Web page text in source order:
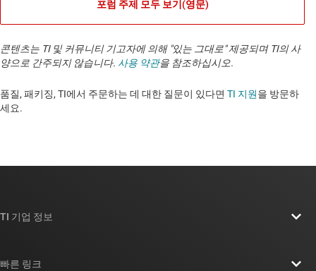
포럼 주제 모두 보기(영문)
콘텐츠는 TI 및 커뮤니티 기고자에 의해 "있는 그대로" 제공되며 TI의 사
양으로 간주되지 않습니다. 사용 약관을 참조하십시오.
품질, 패키징, TI에서 주문하는 데 대한 질문이 있다면 TI 지원을 방문하
세요. ​​​​​​​​​​​​​​
TI 기업 정보
빠른 링크